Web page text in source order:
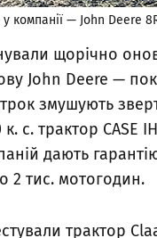
компанії — John Deere
щорічно
John Deere —
змушують
к. с. трактор
дають
2 тис. мотогодин.
трактор